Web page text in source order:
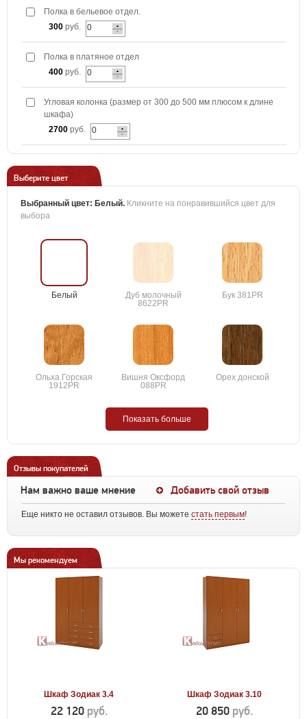
Полка в бельевое отдел.
300 руб.
Полка в платяное отдел
400 руб.
Угловая колонка (размер от 300 до 500 мм плюсом к длине
шкафа)
2700 руб.
Выберите цвет
Выбранный цвет: Белый. Кликните на понравившийся цвет для
выбора
Белый
Дуб молочный
8622PR
Бук 381PR
Ольха Горская
1912PR
Вишня Оксфорд
088PR
Орех донской
Показать больше
Отзывы покупателей
Нам важно ваше мнение Добавить свой отзыв
Еще никто не оставил отзывов. Вы можете стать первым!
Мы рекомендуем
Шкаф Зодиак 3.4
22 120 руб.
Шкаф Зодиак 3.10
20 850 руб.